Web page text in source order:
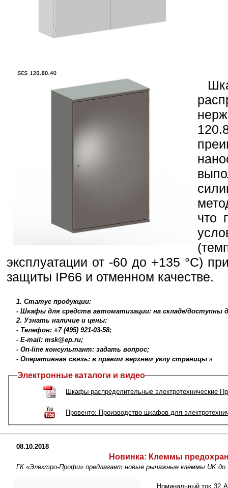
что
эксплуатации от -60 до +135 °С)
защиты IP66 и отменном качестве.
1. Статус продукции:
- Шкафы для средств автоматизации: на складе/доступны
2. Узнать наличие и цены:
- Телефон: +7 (495) 921-03-58;
- E-mail: msk@ep.ru;
- On-line консультант: задать вопрос;
- Оперативная связь: в правом верхнем углу страницы э
Электронные каталоги и видео
Шкафы распределительные электротехнические
Провенто: Производство шкафов для
08.10.2018
Новинка: Клеммы
ГК «Электро-Профи» предлагает новые рычажные клеммы UK
Номинальный ток 32